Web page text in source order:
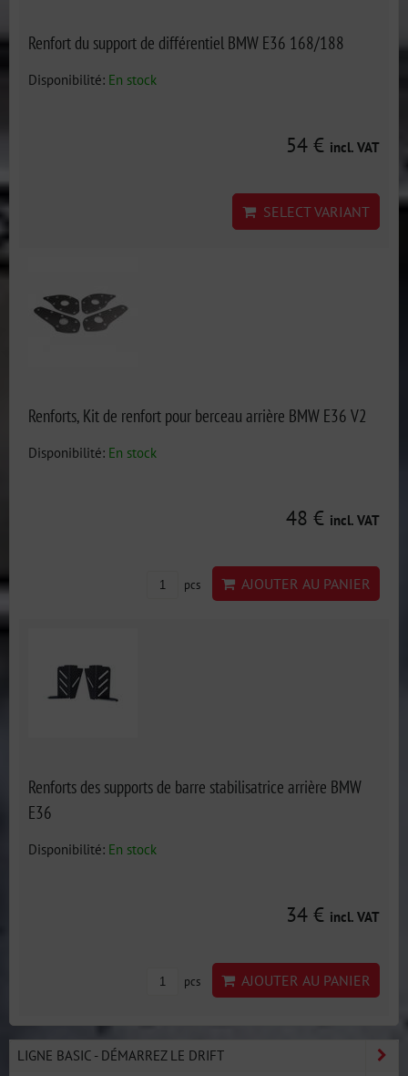
Renfort du support de différentiel BMW E36 168/188
Disponibilité: En stock
54 € incl. VAT
SELECT VARIANT
Renforts, Kit de renfort pour berceau arrière BMW E36 V2
Disponibilité: En stock
48 € incl. VAT
pcs AJOUTER AU PANIER
Renforts des supports de barre stabilisatrice arrière BMW
E36
Disponibilité: En stock
34 € incl. VAT
pcs AJOUTER AU PANIER
LIGNE BASIC - DÉMARREZ LE DRIFT